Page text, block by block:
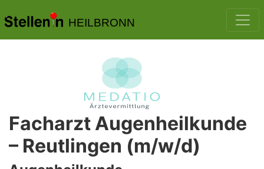
HEILBRONN
Facharzt Augenheilkunde
– Reutlingen (m/w/d)